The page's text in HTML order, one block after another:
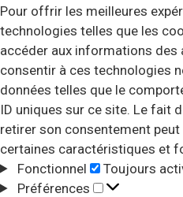
Pour offrir les meilleures
technologies telles que les
accéder aux informations des
consentir à ces technologies
données telles que le
ID uniques sur ce site. Le fait
retirer son consentement
certaines caractéristiques et
Fonctionnel
Toujours
Préférences